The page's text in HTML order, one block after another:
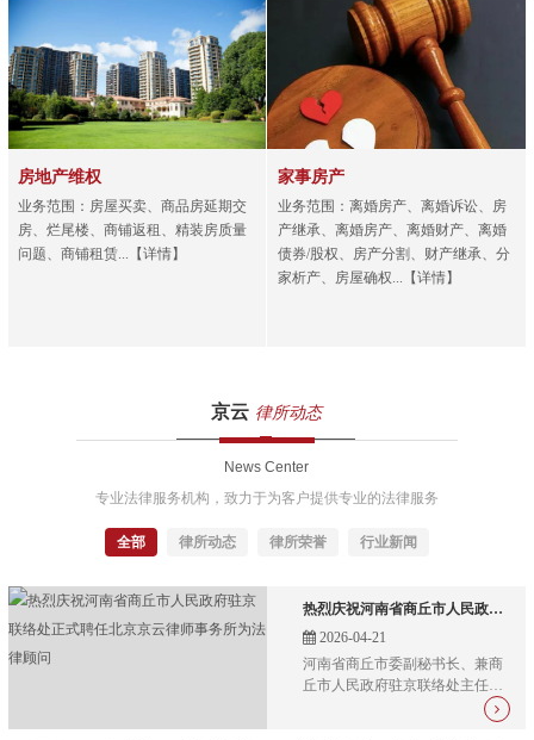
房地产维权
业务范围：房屋买卖、商品房延期交
房、烂尾楼、商铺返租、精装房质量
问题、商铺租赁...【详情】
家事房产
业务范围：离婚房产、离婚诉讼、房
产继承、离婚房产、离婚财产、离婚
债券/股权、房产分割、财产继承、分
家析产、房屋确权...【详情】
京云 律所动态
News Center
专业法律服务机构，致力于为客户提供专业的法律服务
全部 律所动态 律所荣誉 行业新闻
热烈庆祝河南省商丘市人民政府驻京联络处正式聘任北京京云律师事务所为法律顾问
2026-04-21
河南省商丘市委副秘书长、兼商
丘市人民政府驻京联络处主任路
通一行，莅临北京京云律师事务